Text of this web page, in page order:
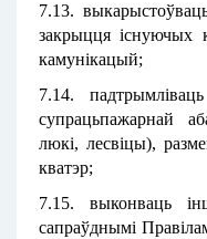
7.13.
закрыцця існуючых
камунікацый;
7.14.
супрацьпажарнай
люкі, лесвіцы),
кватэр;
7.15. выконваць
сапраўднымі